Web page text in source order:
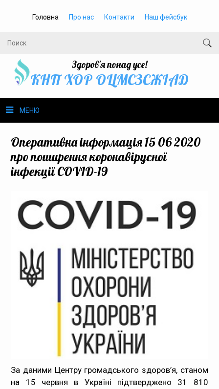
Головна Про нас Контакти Наш фейсбук
Здоров'я понад усе!
КНП ХОР ОЦМСЗСЖIАД
МЕНЮ
Громадське здоров’я
Громадянам
Статистика
Документи
Оперативна інформація 15 06 2020
про поширення коронавірусної
інфекції COVID-19
За даними Центру громадського здоров’я, станом
на 15 червня в Україні підтверджено 31 810